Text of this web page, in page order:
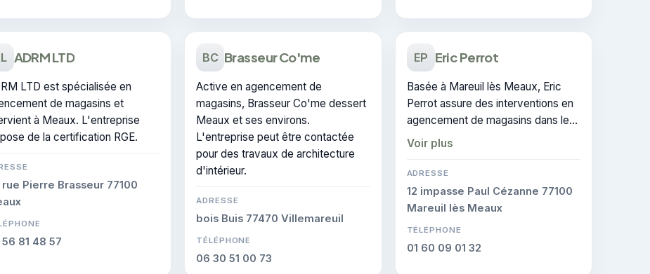
ADRM LTD
LTD est spécialisée en
de magasins et
à Meaux. L'entreprise
de la certification RGE.
Pierre Brasseur 77100
81 48 57
BC Brasseur Co'me
Active en agencement de
magasins, Brasseur Co'me dessert
Meaux et ses environs.
L'entreprise peut être contactée
pour des travaux de architecture
d'intérieur.
ADRESSE
bois Buis 77470 Villemareuil
TÉLÉPHONE
06 30 51 00 73
EP Eric Perrot
Basée à Mareuil lès Meaux, Eric
Perrot assure des interventions en
agencement de magasins dans le
secteur de Meaux. Ses
interventions couvrent le domaine
de architecture d'intérieur.
Voir plus
ADRESSE
12 impasse Paul Cézanne 77100
Mareuil lès Meaux
TÉLÉPHONE
01 60 09 01 32